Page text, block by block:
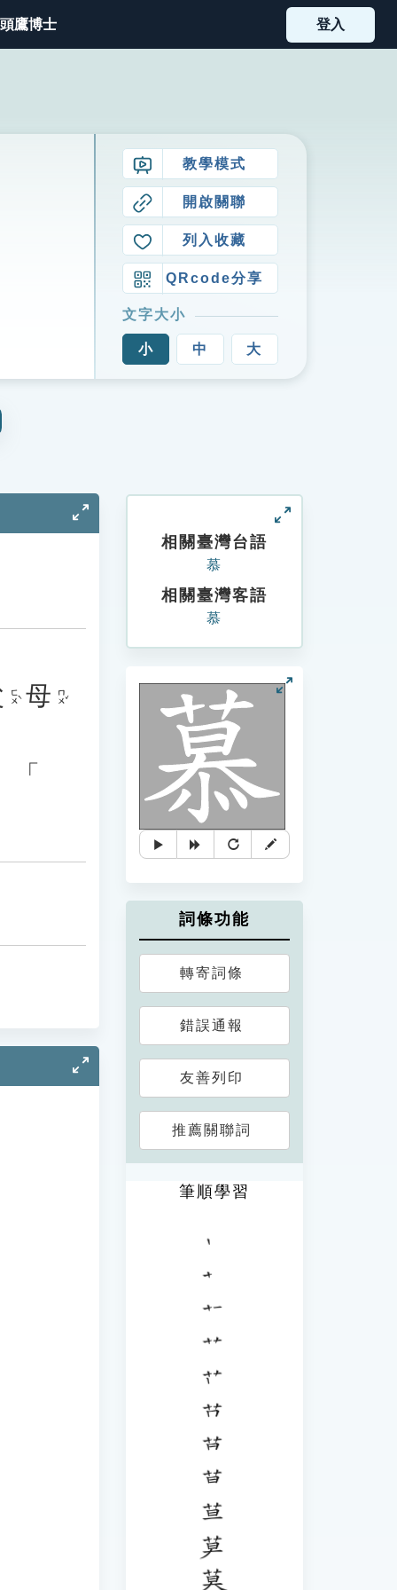
鷹博士 登入
教學模式
開啟關聯
列入收藏
QRcode分享
文字大小
小 中 大
ㄈㄨˋ 母 ㄇㄨˇ
「
相關臺灣台語
慕
相關臺灣客語
慕
詞條功能
轉寄詞條
錯誤通報
友善列印
推薦關聯詞
筆順學習